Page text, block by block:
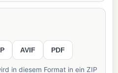
AVIF PDF
in diesem Format in ein ZIP